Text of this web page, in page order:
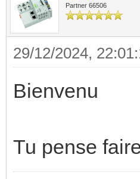
Partner 66506
29/12/2024,
Bienvenu
Tu pense